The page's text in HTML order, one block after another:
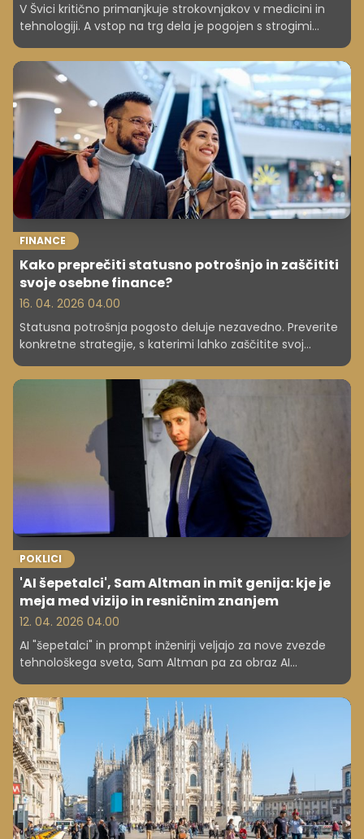
V Švici kritično primanjkuje strokovnjakov v medicini in
tehnologiji. A vstop na trg dela je pogojen s strogimi
pravili glede delovnih dovoljenj.
FINANCE
Kako preprečiti statusno potrošnjo in zaščititi
svoje osebne finance?
16. 04. 2026 04.00
Statusna potrošnja pogosto deluje nezavedno. Preverite
konkretne strategije, s katerimi lahko zaščitite svoj
proračun pred primerjanjem, pritiskom okolice in
impulzivnimi nakupi.
POKLICI
'AI šepetalci', Sam Altman in mit genija: kje je
meja med vizijo in resničnim znanjem
12. 04. 2026 04.00
AI "šepetalci" in prompt inženirji veljajo za nove zvezde
tehnološkega sveta, Sam Altman pa za obraz AI
revolucije. Stroka opozarja: vloga brez tehničnega znanja
ima jasne meje.